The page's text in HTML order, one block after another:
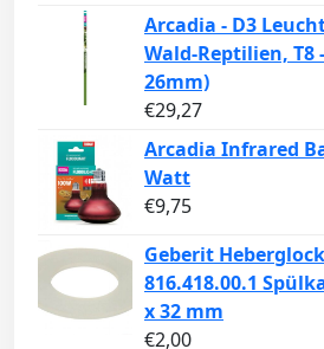
Arcadia - D3
Wald-Reptilien, T8
26mm)
€29,27
Arcadia Infrared
Watt
€9,75
Geberit
816.418.00.1
x 32 mm
€2,00